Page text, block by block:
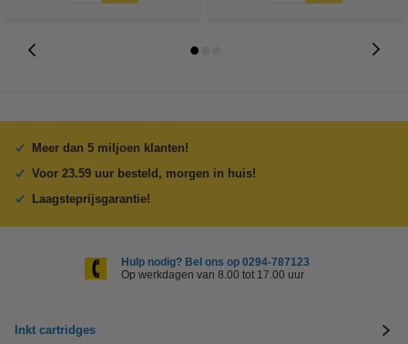
Meer dan 5 miljoen klanten!
Voor 23.59 uur besteld, morgen in huis!
Laagsteprijsgarantie!
Hulp nodig? Bel ons op 0294-787123
Op werkdagen van 8.00 tot 17.00 uur
Inkt cartridges